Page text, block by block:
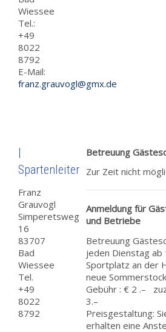
Wiessee
Tel.:
+49
8022
8792
E-Mail:
franz.grauvogl@gmx.de
|
Spartenleiter
Franz
Grauvogl
Simperetsweg
16
83707
Bad
Wiessee
Tel.
+49
8022
8792
Betreuung
Zur Zeit nicht
Anmeldung für
und Betriebe
Betreuung
jeden Dienstag ab
Sportplatz an der
neue
Gebühr : € 2 .–
3.–
Preisgestaltung:
erhalten eine